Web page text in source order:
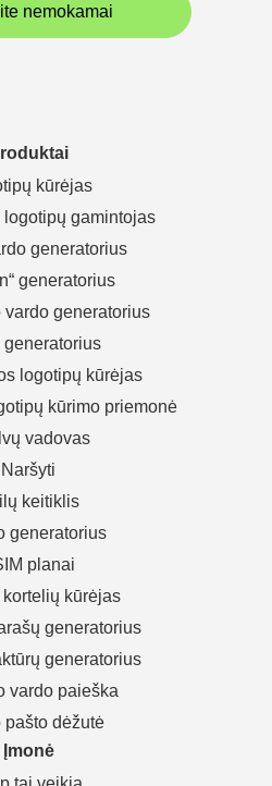
nemokamai
kūrėjas
logotipų gamintojas
generatorius
generatorius
generatorius
generatorius
logotipų kūrėjas
kūrimo priemonė
vadovas
Naršyti
keitiklis
generatorius
planai
kūrėjas
generatorius
generatorius
vardo paieška
pašto dėžutė
Įmonė